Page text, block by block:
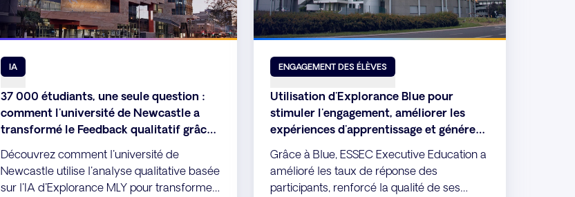
IA
37 000 étudiants, une seule question :
comment l'université de Newcastle a
transformé le Feedback qualitatif grâce
Découvrez comment l'université de
Newcastle utilise l'analyse qualitative basée
sur l'IA d'Explorance MLY pour transformer
ENGAGEMENT DES ÉLÈVES
Utilisation d'Explorance Blue pour
stimuler l'engagement, améliorer les
expériences d'apprentissage et générer
l'ESSEC
Grâce à Blue, ESSEC Executive Education a
amélioré les taux de réponse des
participants, renforcé la qualité de ses